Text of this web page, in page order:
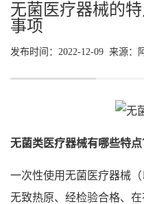
无菌医疗器械的
事项
发布时间：2022-12-09 来源：
无菌类医疗器械有哪些特点
一次性使用无菌医疗器械
无致热原、经检验合格、